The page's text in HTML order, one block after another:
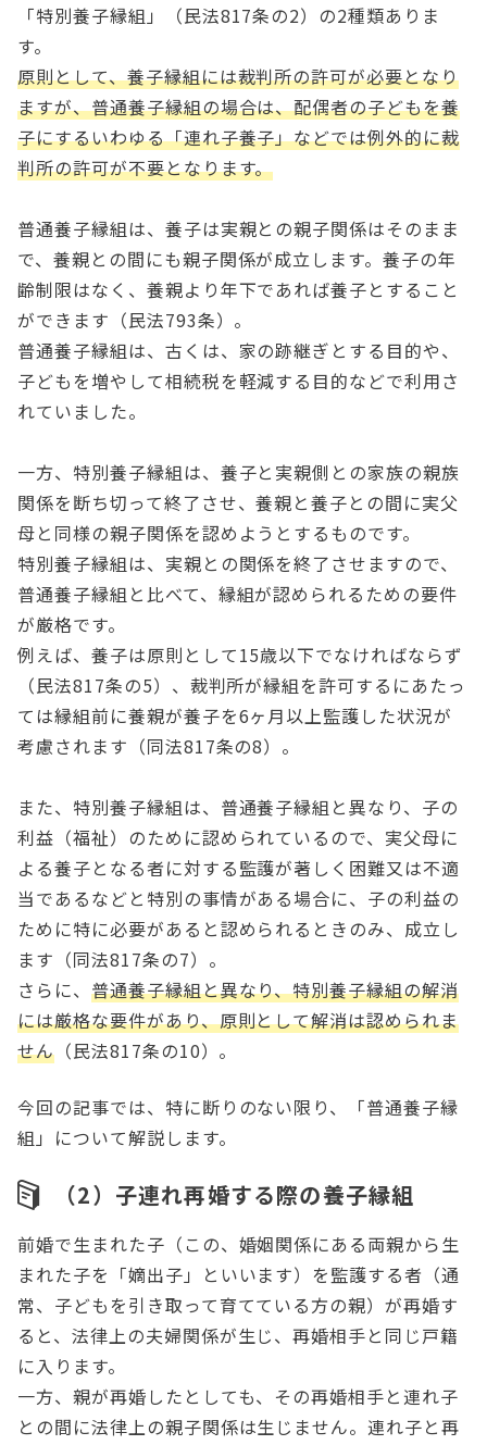
「特別養子縁組」（民法817条の2）の2種類ありま
す。
原則として、養子縁組には裁判所の許可が必要となり
ますが、普通養子縁組の場合は、配偶者の子どもを養
子にするいわゆる「連れ子養子」などでは例外的に裁
判所の許可が不要となります。
普通養子縁組は、養子は実親との親子関係はそのまま
で、養親との間にも親子関係が成立します。養子の年
齢制限はなく、養親より年下であれば養子とすること
ができます（民法793条）。
普通養子縁組は、古くは、家の跡継ぎとする目的や、
子どもを増やして相続税を軽減する目的などで利用さ
れていました。
一方、特別養子縁組は、養子と実親側との家族の親族
関係を断ち切って終了させ、養親と養子との間に実父
母と同様の親子関係を認めようとするものです。
特別養子縁組は、実親との関係を終了させますので、
普通養子縁組と比べて、縁組が認められるための要件
が厳格です。
例えば、養子は原則として15歳以下でなければならず
（民法817条の5）、裁判所が縁組を許可するにあたっ
ては縁組前に養親が養子を6ヶ月以上監護した状況が
考慮されます（同法817条の8）。
また、特別養子縁組は、普通養子縁組と異なり、子の
利益（福祉）のために認められているので、実父母に
よる養子となる者に対する監護が著しく困難又は不適
当であるなどと特別の事情がある場合に、子の利益の
ために特に必要があると認められるときのみ、成立し
ます（同法817条の7）。
さらに、 普通養子縁組と異なり、特別養子縁組の解消
には厳格な要件があり、原則として解消は認められま
せん（民法817条の10）。
今回の記事では、特に断りのない限り、「普通養子縁
組」について解説します。
（2）子連れ再婚する際の養子縁組
前婚で生まれた子（この、婚姻関係にある両親から生
まれた子を「嫡出子」といいます）を監護する者（通
常、子どもを引き取って育てている方の親）が再婚す
ると、法律上の夫婦関係が生じ、再婚相手と同じ戸籍
に入ります。
一方、親が再婚したとしても、その再婚相手と連れ子
との間に法律上の親子関係は生じません。連れ子と再